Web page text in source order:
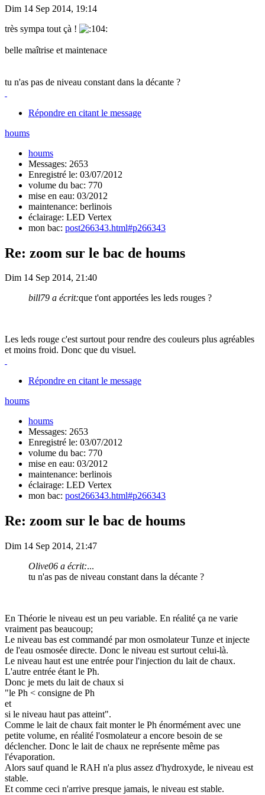
Dim 14 Sep 2014, 19:14
très sympa tout çà !
belle maîtrise et maintenace
tu n'as pas de niveau constant dans la décante ?
Répondre en citant le message
houms
houms
Messages: 2653
Enregistré le: 03/07/2012
volume du bac: 770
mise en eau: 03/2012
maintenance: berlinois
éclairage: LED Vertex
mon bac: post266343.html#p266343
Re: zoom sur le bac de houms
Dim 14 Sep 2014, 21:40
bill79 a écrit:que t'ont apportées les leds rouges ?
Les leds rouge c'est surtout pour rendre des couleurs plus agréables
et moins froid. Donc que du visuel.
Répondre en citant le message
houms
houms
Messages: 2653
Enregistré le: 03/07/2012
volume du bac: 770
mise en eau: 03/2012
maintenance: berlinois
éclairage: LED Vertex
mon bac: post266343.html#p266343
Re: zoom sur le bac de houms
Dim 14 Sep 2014, 21:47
Olive06 a écrit:...
tu n'as pas de niveau constant dans la décante ?
En Théorie le niveau est un peu variable. En réalité ça ne varie
vraiment pas beaucoup;
Le niveau bas est commandé par mon osmolateur Tunze et injecte
de l'eau osmosée directe. Donc le niveau est surtout celui-là.
Le niveau haut est une entrée pour l'injection du lait de chaux.
L'autre entrée étant le Ph.
Donc je mets du lait de chaux si
"le Ph < consigne de Ph
et
si le niveau haut pas atteint".
Comme le lait de chaux fait monter le Ph énormément avec une
petite volume, en réalité l'osmolateur a encore besoin de se
déclencher. Donc le lait de chaux ne représente même pas
l'évaporation.
Alors sauf quand le RAH n'a plus assez d'hydroxyde, le niveau est
stable.
Et comme ceci n'arrive presque jamais, le niveau est stable.